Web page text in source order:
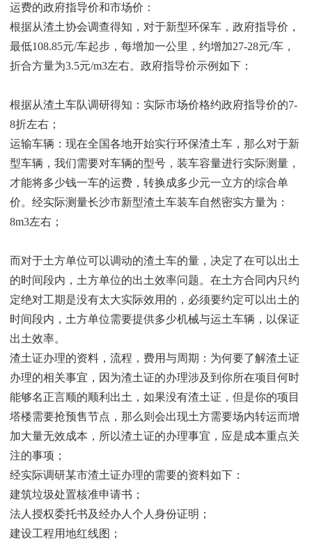
运费的政府指导价和市场价：
根据从渣土协会调查得知，对于新型环保车，政府指导价，
最低108.85元/车起步，每增加一公里，约增加27-28元/车，
折合方量为3.5元/m3左右。政府指导价示例如下：
根据从渣土车队调研得知：实际市场价格约政府指导价的7-
8折左右；
运输车辆：现在全国各地开始实行环保渣土车，那么对于新
型车辆，我们需要对车辆的型号，装车容量进行实际测量，
才能将多少钱一车的运费，转换成多少元一立方的综合单
价。经实际测量长沙市新型渣土车装车自然密实方量为：
8m3左右；
而对于土方单位可以调动的渣土车的量，决定了在可以出土
的时间段内，土方单位的出土效率问题。在土方合同内只约
定绝对工期是没有太大实际效用的，必须要约定可以出土的
时间段内，土方单位需要提供多少机械与运土车辆，以保证
出土效率。
渣土证办理的资料，流程，费用与周期：为何要了解渣土证
办理的相关事宜，因为渣土证的办理涉及到你所在项目何时
能够名正言顺的顺利出土，如果没有渣土证，但是你的项目
塔楼需要抢预售节点，那么则会出现土方需要场内转运而增
加大量无效成本，所以渣土证的办理事宜，应是成本重点关
注的事项；
经实际调研某市渣土证办理的需要的资料如下：
建筑垃圾处置核准申请书；
法人授权委托书及经办人个人身份证明；
建设工程用地红线图；